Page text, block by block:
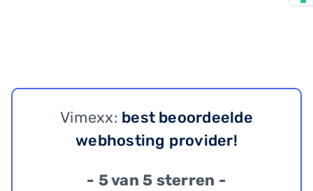
Vimexx: best beoordeelde
webhosting provider!
- 5 van 5 sterren -